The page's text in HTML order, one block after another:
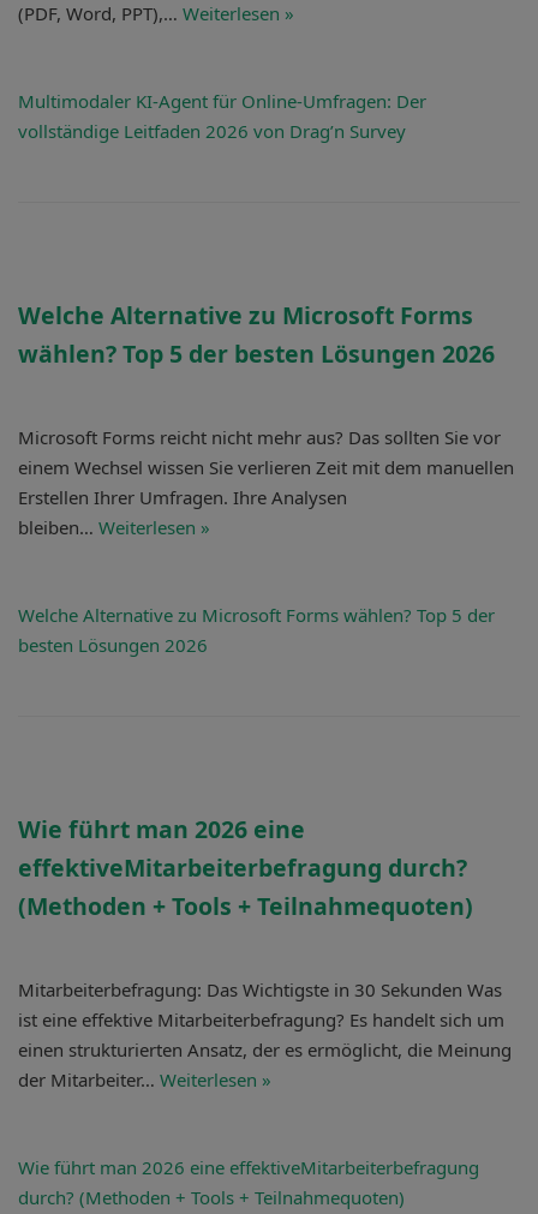
(PDF, Word, PPT),… Weiterlesen »
Multimodaler KI-Agent für Online-Umfragen: Der
vollständige Leitfaden 2026 von Drag’n Survey
Welche Alternative zu Microsoft Forms
wählen?Top 5 der besten Lösungen 2026
Microsoft Forms reicht nicht mehr aus? Das sollten Sie vor
einem Wechsel wissen Sie verlieren Zeit mit dem manuellen
Erstellen Ihrer Umfragen. Ihre Analysen
bleiben… Weiterlesen »
Welche Alternative zu Microsoft Forms wählen? Top 5 der
besten Lösungen 2026
Wie führt man 2026 eine
effektiveMitarbeiterbefragung durch?
(Methoden + Tools + Teilnahmequoten)
Mitarbeiterbefragung: Das Wichtigste in 30 Sekunden Was
ist eine effektive Mitarbeiterbefragung? Es handelt sich um
einen strukturierten Ansatz, der es ermöglicht, die Meinung
der Mitarbeiter… Weiterlesen »
Wie führt man 2026 eine effektiveMitarbeiterbefragung
durch? (Methoden + Tools + Teilnahmequoten)